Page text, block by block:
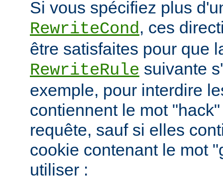
Si vous spécifiez plus
RewriteCond, ces
être satisfaites pour que
RewriteRule suivante
exemple, pour interdire
contiennent le mot
requête, sauf si elles
cookie contenant le mot
utiliser :